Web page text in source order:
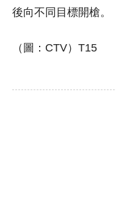
後向不同目標開槍。
（圖：CTV）T15